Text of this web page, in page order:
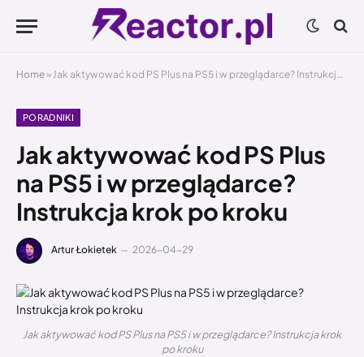
Home »Jak aktywować kod PS Plus na PS5 i w przeglądarce? Instrukcja krok po kroku
PORADNIKI
Jak aktywować kod PS Plus
na PS5 i w przeglądarce?
Instrukcja krok po kroku
Artur Łokietek 2026-04-29
Jak aktywować kod PS Plus na PS5 i w przeglądarce? Instrukcja krok
po kroku